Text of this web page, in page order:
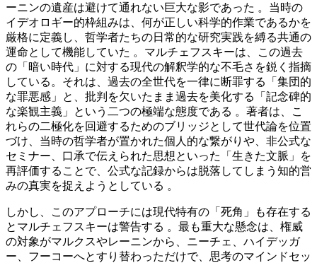
ーニンの遺産は避けて通れない巨大な影であった 。当時の
イデオロギー的枠組みは、何が正しい科学的作業であるかを
厳格に定義し、哲学者たちの日常的な研究実践を縛る共通の
運命として機能していた 。マルチェフスキーは、この過去
の「暗い時代」に対する現代の解釈学的な不毛さを鋭く指摘
している。それは、過去の全世代を一律に断罪する「集団的
な罪悪感」と、批判を欠いたまま過去を美化する「記念碑的
な楽観主義」という二つの極端な態度である 。著者は、こ
れらの二極化を回避するためのブリッジとして世代論を位置
づけ、当時の哲学者が置かれた個人的な繋がりや、非公式な
セミナー、口承で伝えられた思想といった「生きた文脈」を
再評価することで、公式な記録からは脱落してしまう知的営
みの真実を捉えようとしている 。
しかし、このアプローチには現代特有の「死角」も存在する
とマルチェフスキーは警告する 。最も重大な懸念は、権威
の対象がマルクスやレーニンから、ニーチェ、ハイデッガ
ー、フーコーへとすり替わっただけで、思考のマインドセッ